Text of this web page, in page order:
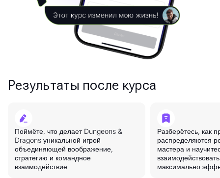
Результаты после курса
Поймёте, что делает Dungeons &
Dragons уникальной игрой
объединяющей воображение,
стратегию и командное
взаимодействие
Разберётесь, как
распределяются
мастера и
максимально